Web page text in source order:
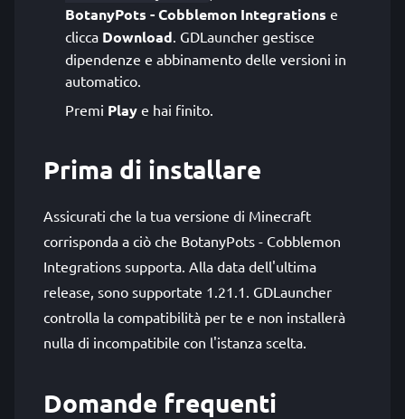
BotanyPots - Cobblemon Integrations e
clicca Download. GDLauncher gestisce
dipendenze e abbinamento delle versioni in
automatico.
Premi Play e hai finito.
Prima di installare
Assicurati che la tua versione di Minecraft
corrisponda a ciò che BotanyPots - Cobblemon
Integrations supporta. Alla data dell'ultima
release, sono supportate 1.21.1. GDLauncher
controlla la compatibilità per te e non installerà
nulla di incompatibile con l'istanza scelta.
Domande frequenti